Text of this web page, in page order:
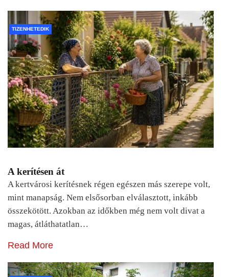
TIZENHETEDIK
A kerítésen át
A kertvárosi kerítésnek régen egészen más szerepe volt,
mint manapság. Nem elsősorban elválasztott, inkább
összekötött. Azokban az időkben még nem volt divat a
magas, átláthatatlan…
Read More